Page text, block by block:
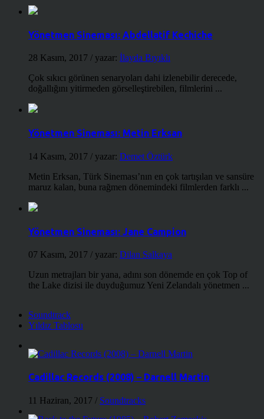
Yönetmen Sineması: Abdellatif Kechiche
28 Kasım, 2017 / yazar: İlayda Bıyıklı
Çok sıkıcı görünen senaryoları dahi izlenebilir derecede,
doğallığını yitirmeden görselleştirebilen, filmlerini ...
Yönetmen Sineması: Metin Erksan
14 Kasım, 2017 / yazar: Demet Öztürk
Metin Erksan, Türk Sineması’nın en çok tartışılan ve sansüre
maruz kalan, buna rağmen dönemindeki filmlerden farklı ...
Yönetmen Sineması: Jane Campion
07 Kasım, 2017 / yazar: Dilan Salkaya
Uzun metrajları bir yana, adını son dönemde en çok Top of
the Lake dizisi ile duyduğumuz Yeni Zelandalı yönetmen ...
Soundtrack
Yıldız Tablosu
Cadillac Records (2008) – Darnell Martin
11 Haziran, 2017 / Soundtracks